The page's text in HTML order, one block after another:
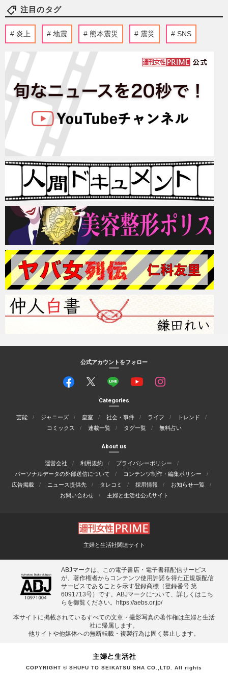
注目のタグ
炎上 地震 熊本震災 震災 SNS
公式アカウントをフォロー
Categories
芸能 ジャニーズ 皇室 社会・事件 ライフ
トレンド
コミックス
連載一覧 タグ一覧 無料占い
About us
運営会社 利用規約
プライバシーポリシー
パーソナルデータの外部送信について
コンテンツ制作・編集ポリシー
広告掲載
ニュース提供先 タレコミ 採用情報
お知らせ一覧
お問い合わせ
主婦と生活社公式サイト
主婦と生活社関連サイト
ABJマークは、この電子書店・電子書籍配信サービス
が、著作権者からコンテンツ使用許諾を得た正規版配信
サービスであることを示す登録商標（登録番号 第
6091713号）です。ABJマークについて、詳しくはこち
らを御覧ください。
https://aebs.or.jp/
本サイトに掲載されているすべての⽂章・撮影写真の著作権は主婦と⽣活
社に帰属します。
他サイトや他媒体への無断転載・複製⾏為は固く禁⽌します。
COPYRIGHT © SHUFU TO SEIKATSU SHA CO.,LTD. All rights